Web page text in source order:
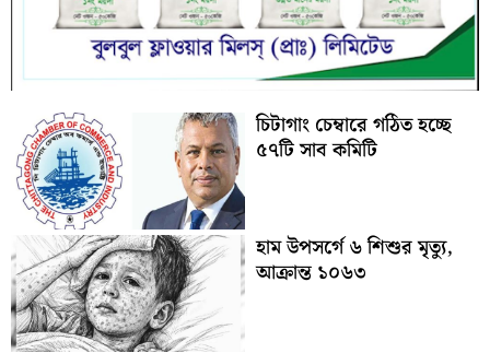
চিটাগাং চেম্বারে গঠিত হচ্ছে
৫৭টি সাব কমিটি
হাম উপসর্গে ৬ শিশুর মৃত্যু,
আক্রান্ত ১০৬৩